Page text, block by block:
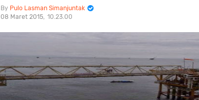
Pulo Lasman Simanjuntak
08 Maret 2015 10.23.00